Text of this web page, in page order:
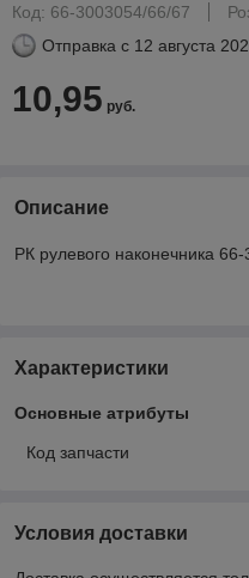
Код: 66-3003054/66/67
Отправка с 12 августа
10,95 руб.
Описание
РК рулевого наконечника
Характеристики
Основные атрибуты
Код запчасти
Условия доставки